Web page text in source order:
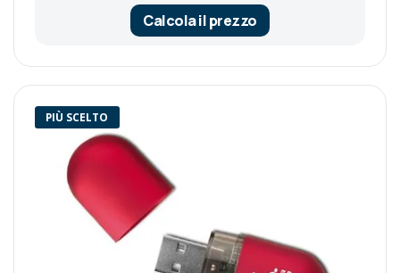
Calcola il prezzo
PIÙ SCELTO